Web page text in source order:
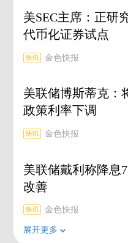
美SEC主席：正研
代币化证券试点
金色快报
美联储博斯蒂克：
政策利率下调
金色快报
美联储戴利称降息
改善
金色快报
展开更多